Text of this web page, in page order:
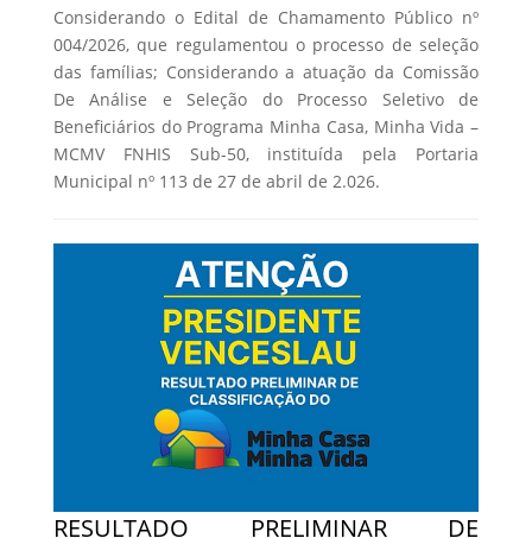
Considerando o Edital de Chamamento Público nº
004/2026, que regulamentou o processo de seleção
das famílias; Considerando a atuação da Comissão
De Análise e Seleção do Processo Seletivo de
Beneficiários do Programa Minha Casa, Minha Vida –
MCMV FNHIS Sub-50, instituída pela Portaria
Municipal nº 113 de 27 de abril de 2.026.
RESULTADO PRELIMINAR DE